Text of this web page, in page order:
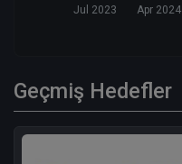
Jul 2023 Apr 2024
Geçmiş Hedefler